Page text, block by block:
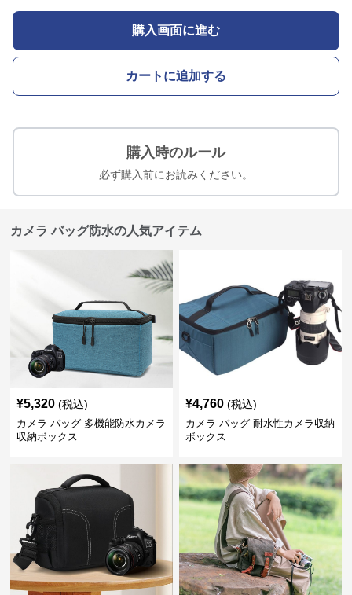
購入画面に進む
カートに追加する
購入時のルール
必ず購入前にお読みください。
カメラ バッグ防水の人気アイテム
¥5,320 (税込)
カメラ バッグ 多機能防水カメラ
収納ボックス
¥4,760 (税込)
カメラ バッグ 耐水性カメラ収納
ボックス